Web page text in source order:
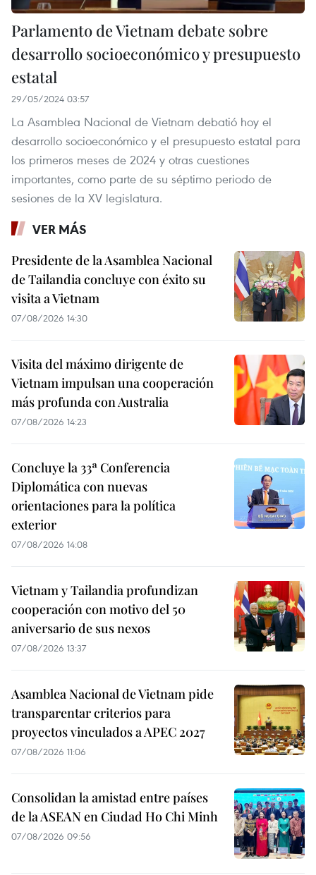
Parlamento de Vietnam debate sobre
desarrollo socioeconómico y presupuesto
estatal
29/05/2024 03:57
La Asamblea Nacional de Vietnam debatió hoy el
desarrollo socioeconómico y el presupuesto estatal para
los primeros meses de 2024 y otras cuestiones
importantes, como parte de su séptimo periodo de
sesiones de la XV legislatura.
VER MÁS
Presidente de la Asamblea Nacional
de Tailandia concluye con éxito su
visita a Vietnam
07/08/2026 14:30
Visita del máximo dirigente de
Vietnam impulsan una cooperación
más profunda con Australia
07/08/2026 14:23
Concluye la 33ª Conferencia
Diplomática con nuevas
orientaciones para la política
exterior
07/08/2026 14:08
Vietnam y Tailandia profundizan
cooperación con motivo del 50
aniversario de sus nexos
07/08/2026 13:37
Asamblea Nacional de Vietnam pide
transparentar criterios para
proyectos vinculados a APEC 2027
07/08/2026 11:06
Consolidan la amistad entre países
de la ASEAN en Ciudad Ho Chi Minh
07/08/2026 09:56